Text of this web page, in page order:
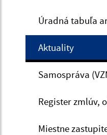
Úradná tabuľa
Aktuality
Samospráva
Register zmlúv,
Miestne